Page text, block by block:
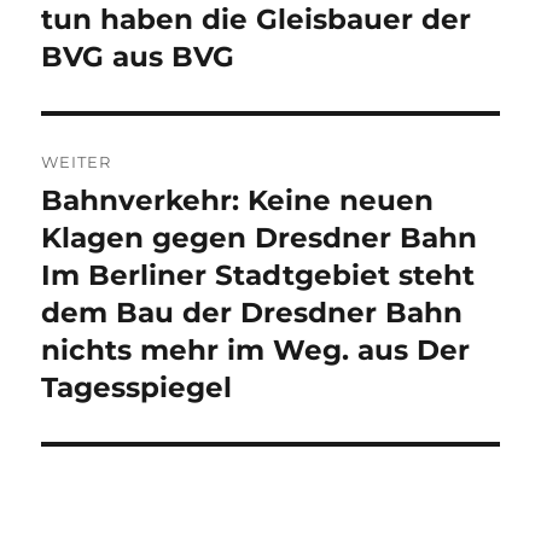
tun haben die Gleisbauer der
BVG aus BVG
WEITER
Nächster
Beitrag:
Bahnverkehr: Keine neuen
Klagen gegen Dresdner Bahn
Im Berliner Stadtgebiet steht
dem Bau der Dresdner Bahn
nichts mehr im Weg. aus Der
Tagesspiegel